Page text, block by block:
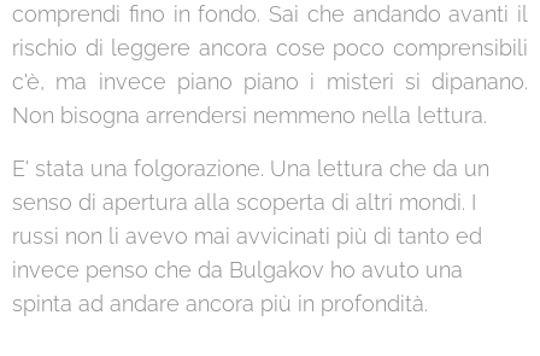
comprendi fino in fondo. Sai che andando avanti il
rischio di leggere ancora cose poco comprensibili
c'è, ma invece piano piano i misteri si dipanano.
Non bisogna arrendersi nemmeno nella lettura.
E' stata una folgorazione. Una lettura che da un
senso di apertura alla scoperta di altri mondi. I
russi non li avevo mai avvicinati più di tanto ed
invece penso che da Bulgakov ho avuto una
spinta ad andare ancora più in profondità.